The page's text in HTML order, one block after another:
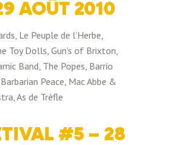
AOÛT 2010
Le Peuple de l’Herbe,
Toy Dolls, Gun’s of Brixton,
Band, The Popes, Barrio
Peace, Mac Abbe &
As de Trèfle
#5 – 28